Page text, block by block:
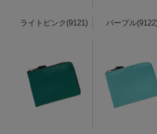
ライトピンク(9121) パープル